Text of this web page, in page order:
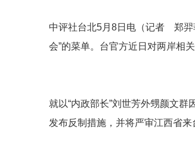
中评社台北5月8日电（记者 郑羿
会”的菜单。台官方近日对两岸相
就以“内政部长”刘世芳外甥颜文
发布反制措施，并将严审江西省